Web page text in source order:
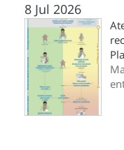
8 Jul 2026